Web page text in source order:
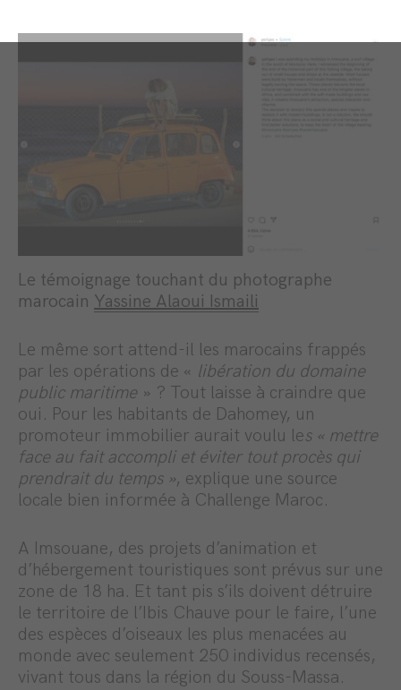
Le témoignage touchant du photographe
marocain Yassine Alaoui Ismaili
Le même sort attend-il les marocains frappés
par les opérations de « libération du domaine
public maritime » ? Tout laisse à craindre que
oui. Pour les habitants de Dahomey, un
promoteur immobilier aurait voulu les « mettre
face au fait accompli et éviter tout procès qui
prendrait du temps », explique une source
locale bien informée à Challenge Maroc.
A Imsouane, des projets d’animation et
d’hébergement touristiques sont prévus sur une
zone de 18 ha. Et tant pis s’ils doivent détruire
le territoire de l’Ibis Chauve pour le faire, l’une
des espèces d’oiseaux les plus menacées au
monde avec seulement 250 individus recensés,
vivant tous dans la région du Souss-Massa.